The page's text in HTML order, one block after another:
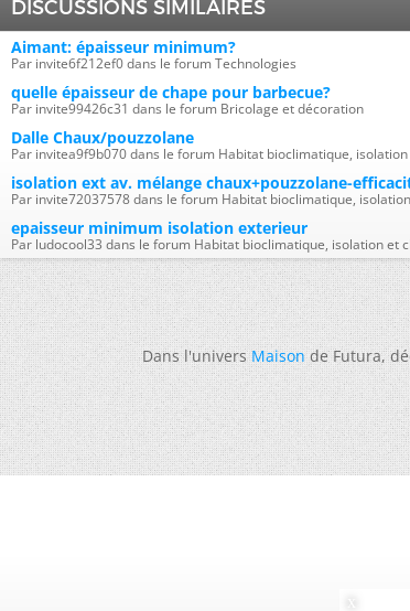
DISCUSSIONS SIMILAIRES
Aimant: épaisseur minimum?
Par invite6f212ef0 dans le forum Technologies
quelle épaisseur de chape pour barbecue?
Par invite99426c31 dans le forum Bricolage et décoration
Dalle Chaux/pouzzolane
Par invitea9f9b070 dans le forum Habitat bioclimatique,
isolation ext av. mélange chaux+pouzzolane-
Par invite72037578 dans le forum Habitat bioclimatique,
epaisseur minimum isolation exterieur
Par ludocool33 dans le forum Habitat bioclimatique, isolation et
Dans l'universMaisonde Futura,